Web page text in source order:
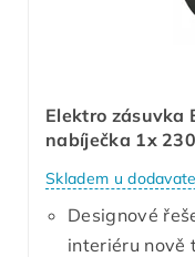
Elektro zásuvka
nabíječka 1x
Skladem u
Designové
interiéru nově